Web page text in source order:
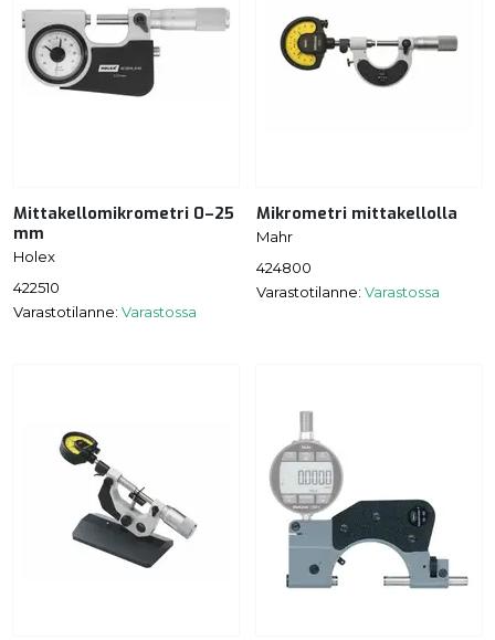
Mittakellomikrometri 0–25
mm
Holex
422510
Varastotilanne: Varastossa
Mikrometri mittakellolla
Mahr
424800
Varastotilanne: Varastossa